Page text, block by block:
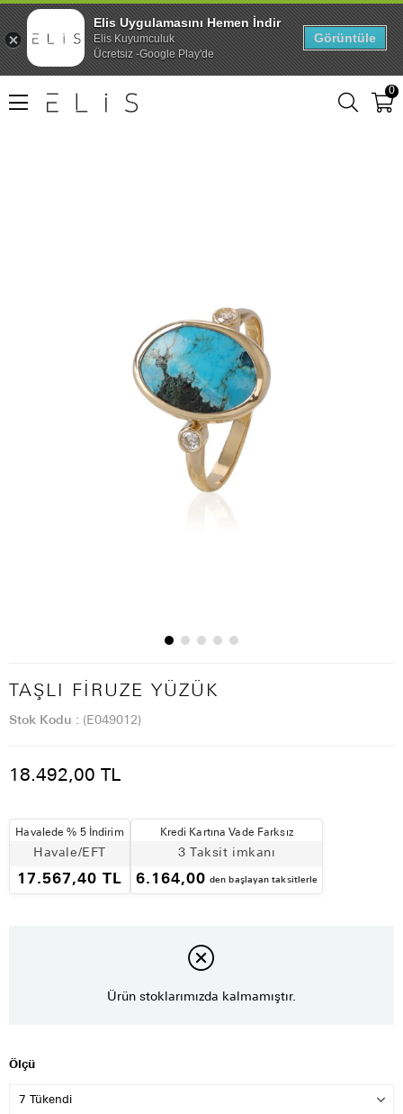
0
TAŞLI FIRUZE YÜZÜK
Stok Kodu (E049012)
18.492,00 TL
Havalede % 5 İndirim
Havale/EFT
17.567,40 TL
Kredi Kartına Vade Farksız
3 Taksit imkanı
6.164,00 den başlayan taksitlerle
Ürün stoklarımızda kalmamıştır.
Ölçü
Elis Uygulamasını Hemen İndir
Elis Kuyumculuk
Ücretsiz -Google Play'de
Görüntüle